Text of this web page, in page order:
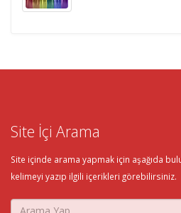
Site İçi Arama
Site içinde arama yapmak için aşağıda
kelimeyi yazıp ilgili içerikleri görebilirsiniz.